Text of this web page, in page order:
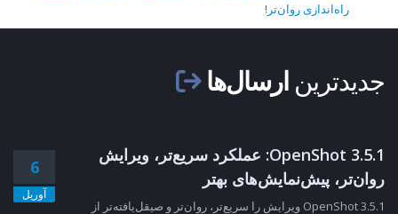
راه‌اندازی روان‌تر!
جدیدترین ارسال‌ها
6
آوریل
OpenShot 3.5.1: عملکرد سریع‌تر، ویرایش
روان‌تر، پیش‌نمایش‌های بهتر
OpenShot 3.5.1 ویرایش را سریع‌تر، روان‌تر و صیقل‌یافته‌تر از